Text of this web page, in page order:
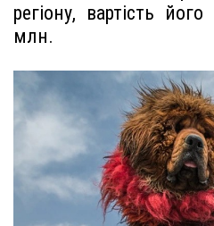
регіону, вартість
млн.